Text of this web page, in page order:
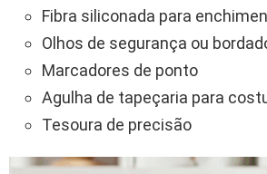
Fibra siliconada para
Olhos de segurança ou
Marcadores de ponto
Agulha de tapeçaria para
Tesoura de precisão